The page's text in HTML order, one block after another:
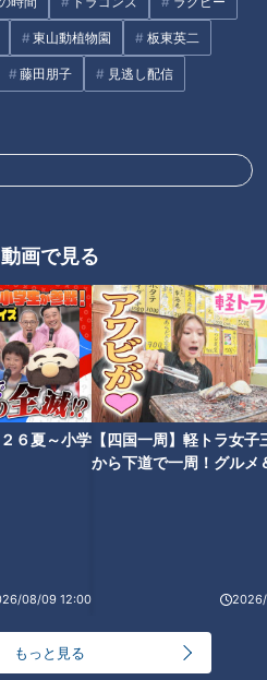
東山動植物園 板東英二
藤田朋子 見逃し配信
動画で見る
６夏～小学
08/09 12:00
【四国一周】軽トラ女子
から下道で一周！グルメ
もっと見る
ほぼ豊田・足助町だけ愛されフ
ード『つぼんこ』をいただきま
す！【チャント！】